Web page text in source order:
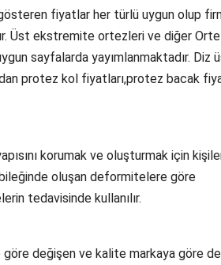
fiyatlar her türlü uygun olup
Üst ekstremite ortezleri ve diğer
sayfalarda yayımlanmaktadır. Diz
protez kol fiyatları,protez bacak
korumak ve oluşturmak için
oluşan deformitelere göre
tedavisinde kullanılır.
değişen ve kalite markaya göre